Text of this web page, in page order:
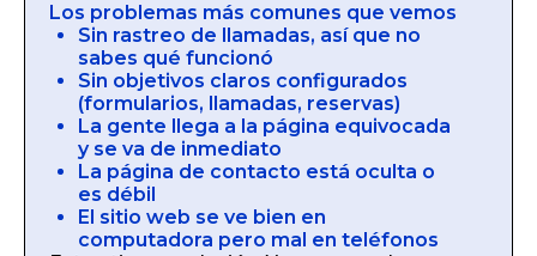
Los problemas más comunes que vemos
Sin rastreo de llamadas, así que no
sabes qué funcionó
Sin objetivos claros configurados
(formularios, llamadas, reservas)
La gente llega a la página equivocada
y se va de inmediato
La página de contacto está oculta o
es débil
El sitio web se ve bien en
computadora pero mal en teléfonos